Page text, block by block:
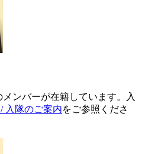
ンバーが在籍しています。入
/ 入隊のご案内をご参照くださ